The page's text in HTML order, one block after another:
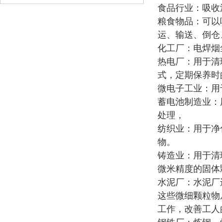
食品行业：吸
粮食物品：可
运、输送、倒
化工厂：电焊
热电厂：用于
式，定期保养
微电子工业：
蓄电池制造业
处理，
纺织业：用于
物。
铸造业：用于
微米精度的固
水泥厂：水泥
这些微细颗粒
工作，改善工